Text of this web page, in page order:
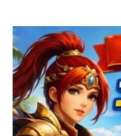
ドナルド